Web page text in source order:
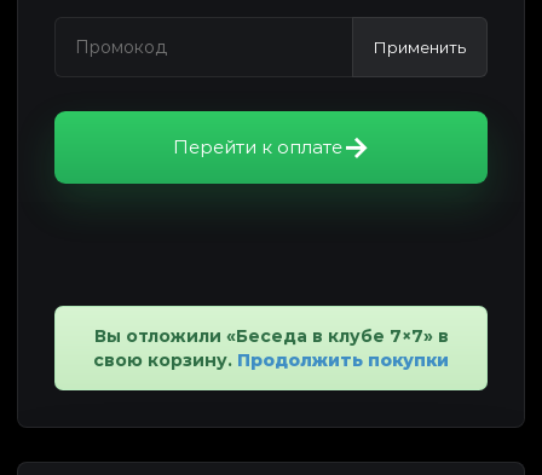
Применить
Перейти к оплате
Вы отложили «Беседа в клубе 7×7» в
свою корзину. Продолжить покупки